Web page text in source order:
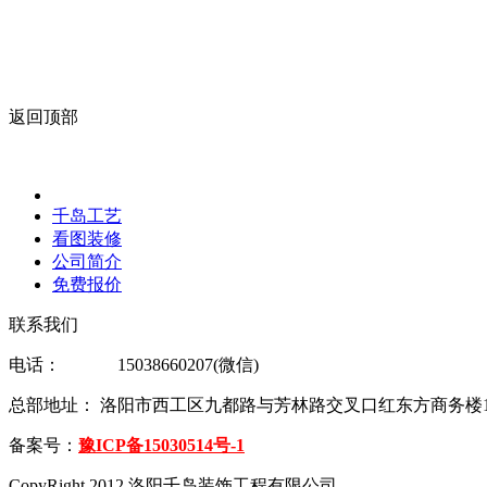
返回顶部
千岛工艺
看图装修
公司简介
免费报价
联系我们
电话： 15038660207(微信)
总部地址： 洛阳市西工区九都路与芳林路交叉口红东方商务楼
备案号： 豫ICP备15030514号-1